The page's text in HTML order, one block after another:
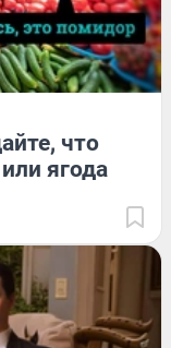
что
ягода